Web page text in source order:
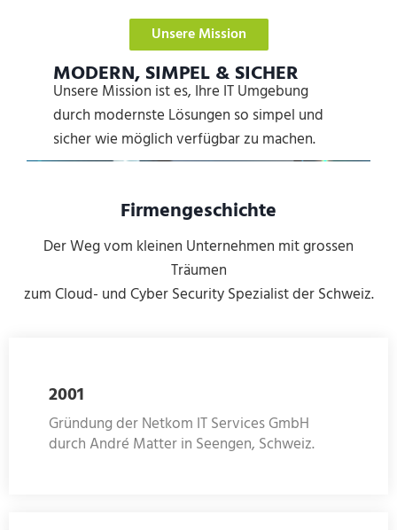
Unsere Mission
MODERN, SIMPEL & SICHER
Unsere Mission ist es, Ihre IT Umgebung
durch modernste Lösungen so simpel und
sicher wie möglich verfügbar zu machen.
Firmengeschichte
Der Weg vom kleinen Unternehmen mit grossen
Träumen
zum Cloud- und Cyber Security Spezialist der Schweiz.
2001
Gründung der Netkom IT Services GmbH
durch André Matter in Seengen, Schweiz.